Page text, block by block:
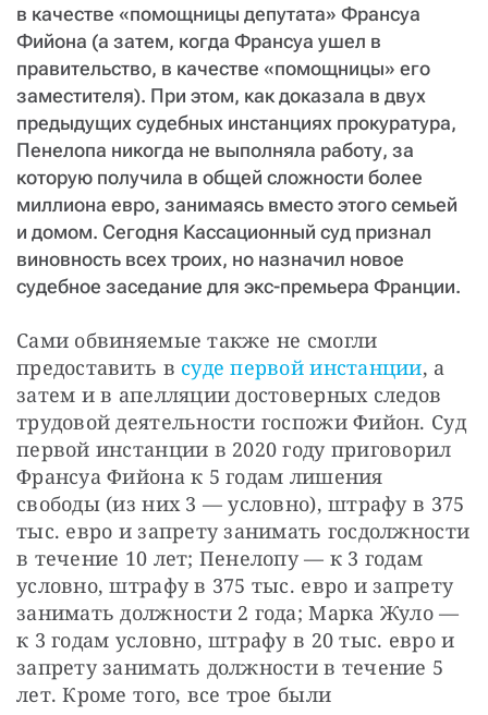
в качестве «помощницы депутата» Франсуа
Фийона (а затем, когда Франсуа ушел в
правительство, в качестве «помощницы» его
заместителя). При этом, как доказала в двух
предыдущих судебных инстанциях прокуратура,
Пенелопа никогда не выполняла работу, за
которую получила в общей сложности более
миллиона евро, занимаясь вместо этого семьей
и домом. Сегодня Кассационный суд признал
виновность всех троих, но назначил новое
судебное заседание для экс-премьера Франции.
Сами обвиняемые также не смогли
предоставить в суде первой инстанции, а
затем и в апелляции достоверных следов
трудовой деятельности госпожи Фийон. Суд
первой инстанции в 2020 году приговорил
Франсуа Фийона к 5 годам лишения
свободы (из них 3 — условно), штрафу в 375
тыс. евро и запрету занимать госдолжности
в течение 10 лет; Пенелопу — к 3 годам
условно, штрафу в 375 тыс. евро и запрету
занимать должности 2 года; Марка Жуло —
к 3 годам условно, штрафу в 20 тыс. евро и
запрету занимать должности в течение 5
лет. Кроме того, все трое были